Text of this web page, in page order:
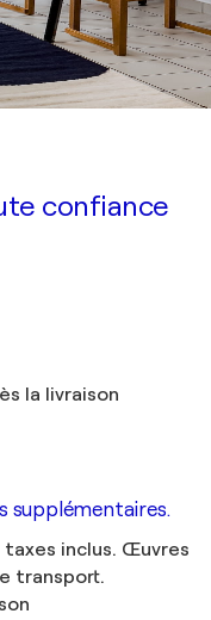
confiance
la livraison
supplémentaires.
taxes inclus. Œuvres
transport.